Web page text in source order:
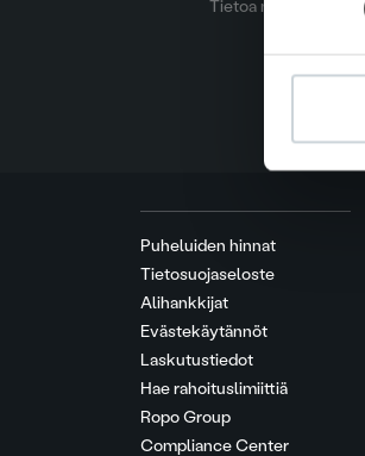
other
Tietoa meistä
Puheluiden hinnat
Tietosuojaseloste
Alihankkijat
Evästekäytännöt
Laskutustiedot
Hae rahoituslimiittiä
Ropo Group
Compliance Center